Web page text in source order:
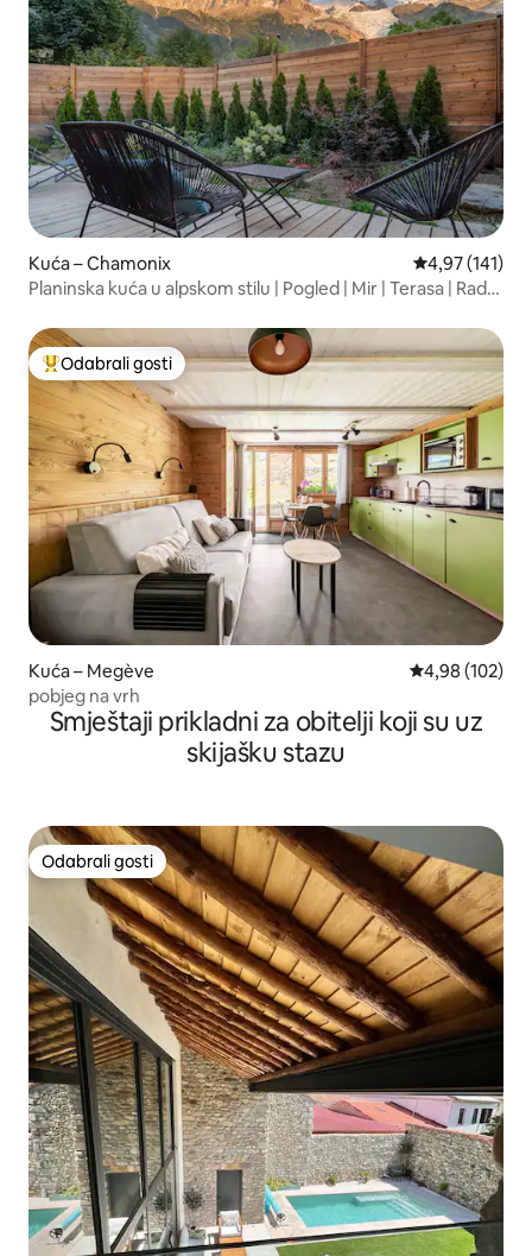
Kuća – Chamonix Prosječna
4,97 (141)
Planinska kuća u alpskom stilu | Pogled | Mir | Terasa | Radni
Među najviše rangiranima s oznakom „Odabrali gosti”
Odabrali gosti
Kuća – Megève Prosječna
4,98 (102)
pobjeg na vrh
Smještaji prikladni za obitelji koji su uz
skijašku stazu
Odabrali gosti
Odabrali gosti